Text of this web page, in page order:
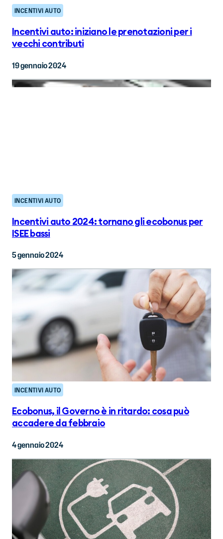
INCENTIVI AUTO
Incentivi auto: iniziano le prenotazioni per i
vecchi contributi
19 gennaio 2024
INCENTIVI AUTO
Incentivi auto 2024: tornano gli ecobonus per
ISEE bassi
5 gennaio 2024
INCENTIVI AUTO
Ecobonus, il Governo è in ritardo: cosa può
accadere da febbraio
4 gennaio 2024